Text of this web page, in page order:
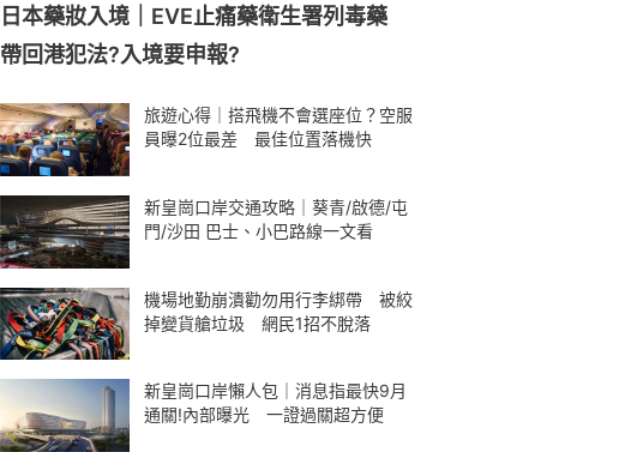
日本藥妝入境｜EVE止痛藥衛生署列毒藥
帶回港犯法?入境要申報?
旅遊心得｜搭飛機不會選座位？空服
員曝2位最差 最佳位置落機快
新皇崗口岸交通攻略｜葵青/啟德/屯
門/沙田 巴士、小巴路線一文看
機場地勤崩潰勸勿用行李綁帶 被絞
掉變貨艙垃圾 網民1招不脫落
新皇崗口岸懶人包｜消息指最快9月
通關!內部曝光 一證過關超方便